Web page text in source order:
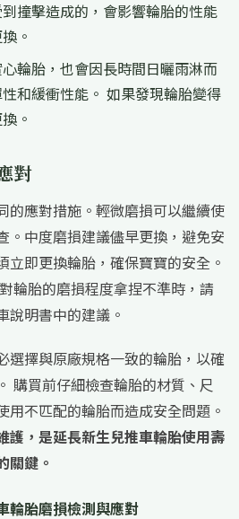
撞擊造成的，會影響輪胎的性能
。
輪胎，也會因長時間日曬雨淋而
和緩衝性能。 如果發現輪胎變得
。
對
的應對措施。輕微磨損可以繼續使
。中度磨損建議儘早更換，避免安
立即更換輪胎，確保寶寶的安全。
輪胎的磨損程度拿捏不準時，請
說明書中的建議。
選擇與原廠規格一致的輪胎，以確
購買前仔細檢查輪胎的材質、尺
用不匹配的輪胎而造成安全問題。
護，是延長新生兒推車輪胎使用壽
關鍵。
輪胎磨損檢測與應對